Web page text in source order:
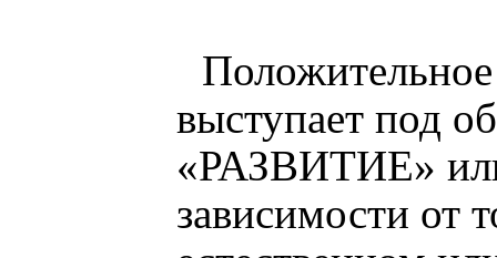
выступает под
«РАЗВИТИЕ»
зависимости от